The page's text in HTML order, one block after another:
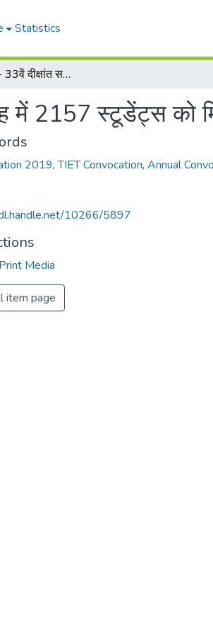
Statistics
थापर इंस्टिट्यूट- 33वें दीक्षांत समारोह में 2157 स्टूडेंट्स को मिली डिग्री
में 2157 स्टूडेंट्स को
2019,TIET Convocation, Annual
10266/5897
Media
item page